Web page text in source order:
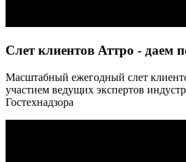
Слет клиентов Аттро - даем
Масштабный ежегодный слет
участием ведущих экспертов
Гостехнадзора